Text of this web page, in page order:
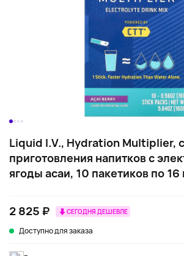
Liquid I.V., Hydration Multiplier,
приготовления напитков с
ягоды асаи, 10 пакетиков по
2 825 ₽ СЕГОДНЯ ДЕШЕВЛЕ
Доступно для заказа